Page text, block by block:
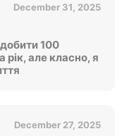
December 31, 2025
100
рік, але класно, я
December 27, 2025